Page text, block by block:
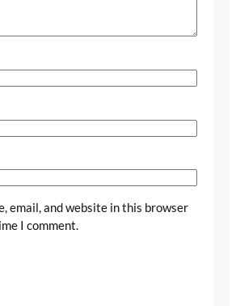
email, and website in this browser
I comment.